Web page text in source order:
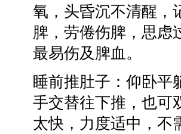
氧，头昏沉不清醒，
脾，劳倦伤脾，思虑
最易伤及脾血。
睡前推肚子：仰卧平
手交替往下推，也可
太快，力度适中，不